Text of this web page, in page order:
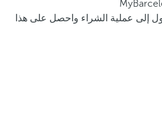
إلى عملية الشراء واحصل على هذا